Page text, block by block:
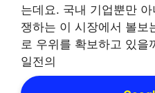
는데요. 국내 기업뿐만
쟁하는 이 시장에서 볼보
로 우위를 확보하고 있을
일전의